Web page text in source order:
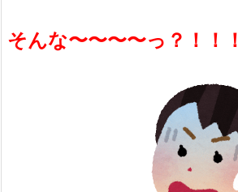
そんな〜〜〜〜っ？！！！